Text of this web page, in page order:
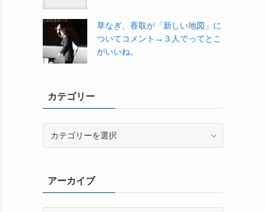
草なぎ、香取が「新しい地図」に
ついてコメント→３人でってとこ
がいいね。
カテゴリー
ーアーカイブ